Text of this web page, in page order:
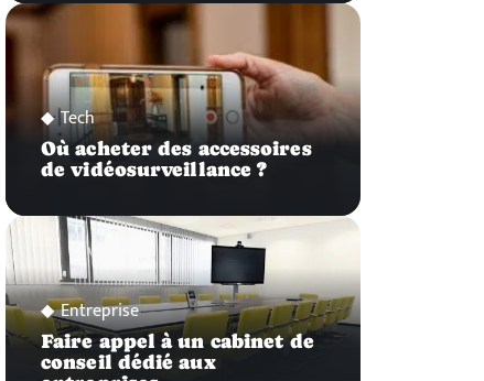
Tech
Où acheter des accessoires
de vidéosurveillance ?
Entreprise
Faire appel à un cabinet de
conseil dédié aux